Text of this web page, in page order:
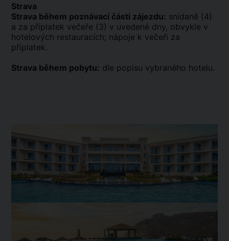
Strava
Strava během poznávací části zájezdu: snídaně (4)
a za příplatek večeře (3) v uvedené dny, obvykle v
hotelových restauracích; nápoje k večeři za
příplatek.
Strava během pobytu: dle popisu vybraného hotelu.